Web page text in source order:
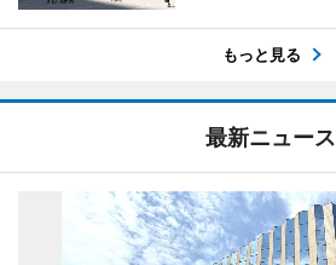
もっと見る
最新ニュース